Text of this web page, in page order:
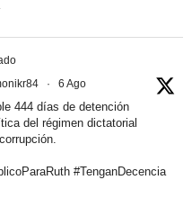
· 6 Ago
444 días de detención
del régimen dictatorial
#TenganDecencia